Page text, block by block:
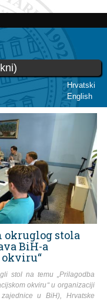
Hrvatski
English
okruglog stola
BiH-a
stol na temu „Prilagodba
okviru“ u organizaciji
u BiH), Hrvatske